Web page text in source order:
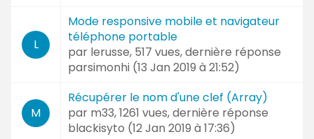
L
Mode responsive mobile et navigateur
téléphone portable
par lerusse, 517 vues, dernière réponse
parsimonhi (13 Jan 2019 à 21:52)
M
Récupérer le nom d'une clef (Array)
par m33, 1261 vues, dernière réponse
blackisyto (12 Jan 2019 à 17:36)